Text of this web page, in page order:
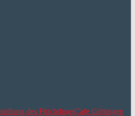
des FlüchtlingsCafe Göttingen